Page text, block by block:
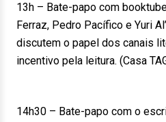
13h – Bate-papo com
Ferraz, Pedro Pacífico e Yuri
discutem o papel dos canais
incentivo pela leitura. (Casa
14h30 – Bate-papo com o